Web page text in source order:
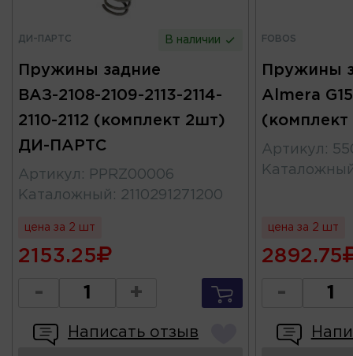
ДИ-ПАРТС В наличии
Пружины задние
ВАЗ-2108-2109-2113-2114-
2110-2112 (комплект 2шт)
ДИ-ПАРТС
Артикул :
PPRZ00006
Каталожный : 2110291271200
цена за 2 шт
2153.25
- +
Написать отзыв
FOBOS
Пружины
Almera
(комплект
Артикул :
цена за 2 шт
2892.75
-